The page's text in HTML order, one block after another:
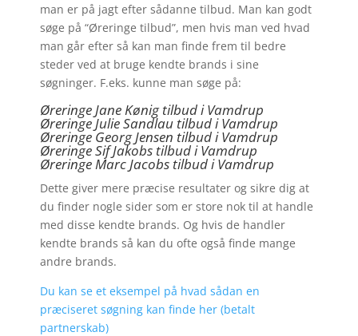
man er på jagt efter sådanne tilbud. Man kan godt
søge på “Øreringe tilbud”, men hvis man ved hvad
man går efter så kan man finde frem til bedre
steder ved at bruge kendte brands i sine
søgninger. F.eks. kunne man søge på:
Øreringe Jane Kønig tilbud i Vamdrup
Øreringe Julie Sandlau tilbud i Vamdrup
Øreringe Georg Jensen tilbud i Vamdrup
ØreringeSif Jakobs tilbud i Vamdrup
Øreringe Marc Jacobs tilbud i Vamdrup
Dette giver mere præcise resultater og sikre dig at
du finder nogle sider som er store nok til at handle
med disse kendte brands. Og hvis de handler
kendte brands så kan du ofte også finde mange
andre brands.
Du kan se et eksempel på hvad sådan en
præciseret søgning kan finde her (betalt
partnerskab)